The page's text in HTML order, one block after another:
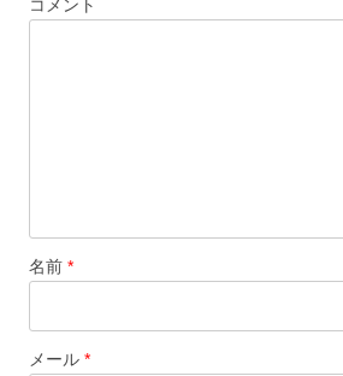
ョ
コメント
名前 *
メール *